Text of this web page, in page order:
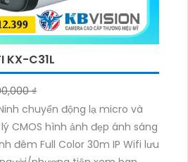
KX-C31L
₫
chuyển động lạ micro và
CMOS hình ảnh đẹp ánh sáng
đêm Full Color 30m IP Wifi lưu